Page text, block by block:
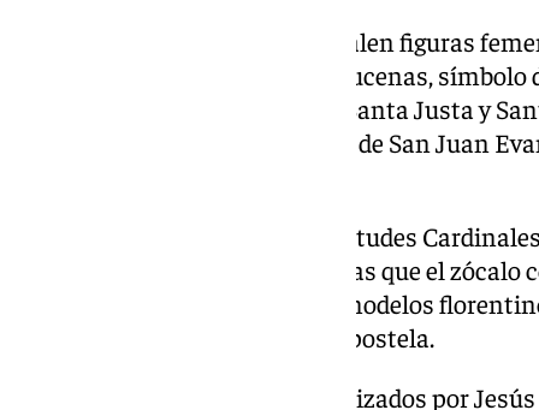
En el fondo del camarín sobresalen figuras
acompañan una cartela con azucenas, símbolo
aparecen representaciones de Santa Justa y
ceramistas, así como imágenes de San Juan
Las pilastras incorporan las Virtudes
Justicia y Templanza— mientras que el zócalo
ángeles músicos inspirado en modelos
la Catedral de Santiago de Compostela.
Todos los azulejos han sido realizados por